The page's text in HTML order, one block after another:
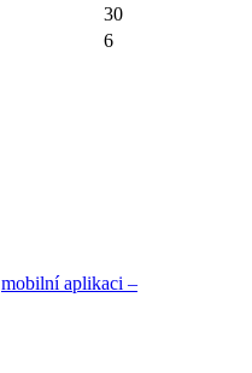
30
6
mobilní aplikaci –